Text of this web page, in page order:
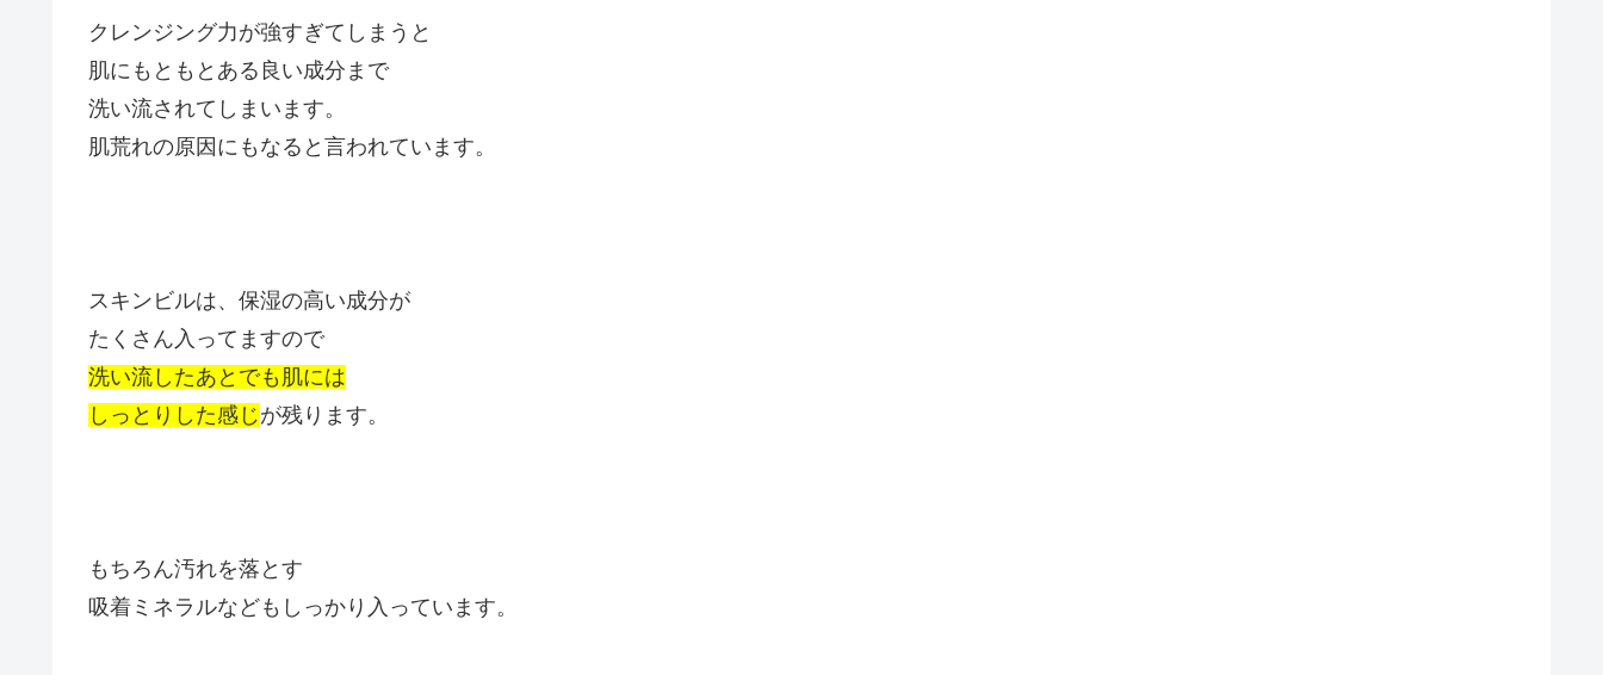
クレンジング力が強すぎてしまうと
肌にもともとある良い成分まで
洗い流されてしまいます。
肌荒れの原因にもなると言われています。
スキンビルは、保湿の高い成分が
たくさん入ってますので
洗い流したあとでも肌には
しっとりした感じが残ります。
もちろん汚れを落とす
吸着ミネラルなどもしっかり入っています。